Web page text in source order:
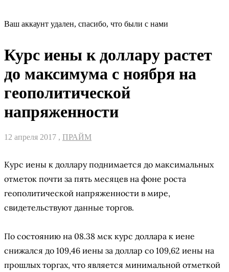
Ваш аккаунт удален, спасибо, что были с нами
Курс иены к доллару растет
до максимума с ноября на
геополитической
напряженности
12 апреля 2017 , ПРАЙМ
Курс иены к доллару поднимается до максимальных
отметок почти за пять месяцев на фоне роста
геополитической напряженности в мире,
свидетельствуют данные торгов.
По состоянию на 08.38 мск курс доллара к иене
снижался до 109,46 иены за доллар со 109,62 иены на
прошлых торгах, что является минимальной отметкой